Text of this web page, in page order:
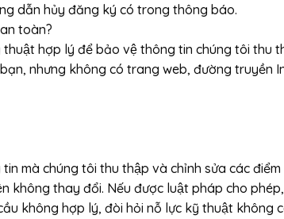
dẫn hủy đăng ký có trong thông báo.
toàn?
hợp lý để bảo vệ thông tin chúng tôi thu
nhưng không có trang web, đường
mà chúng tôi thu thập và chỉnh sửa các
không thay đổi. Nếu được luật pháp cho
không hợp lý, đòi hỏi nỗ lực kỹ thuật